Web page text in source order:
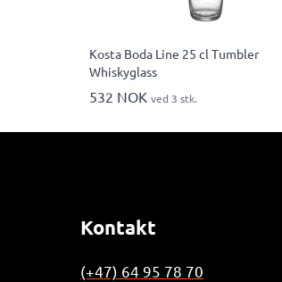
Kosta Boda Line 25 cl Tumbler
Whiskyglass
532 NOK ved 3 stk.
Kontakt
(+47) 64 95 78 70